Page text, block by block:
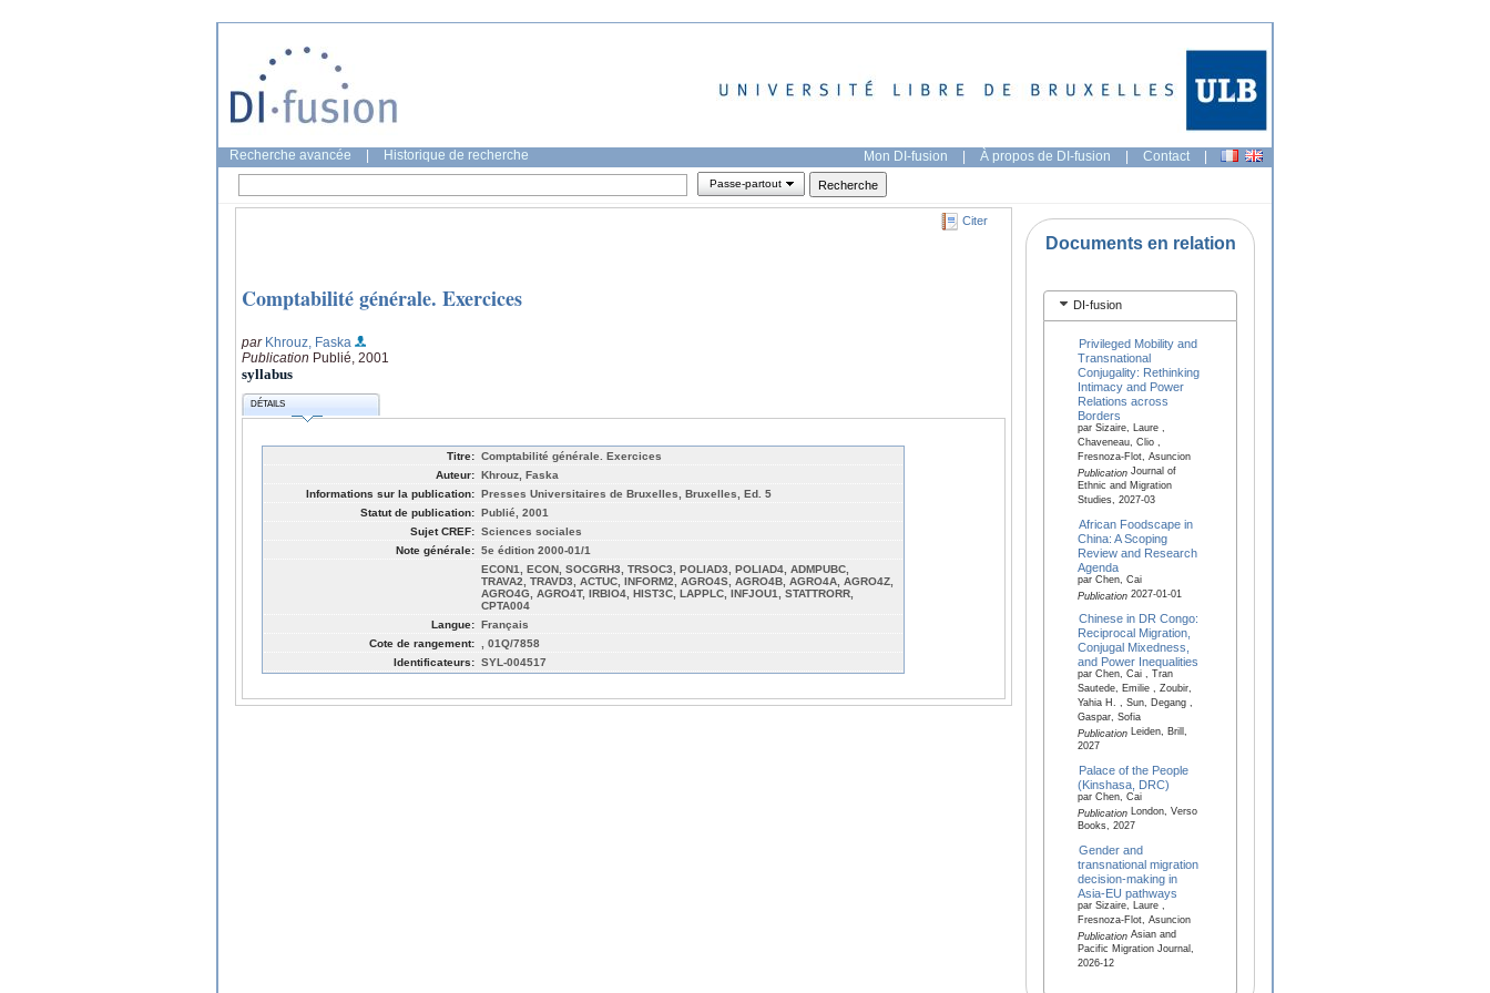
Recherche avancée Historique de recherche Mon DI-fusion | À propos de DI-fusion | Contact |
Passe-partout
Citer
Comptabilité générale. Exercices
par Khrouz, Faska
Publication Publié, 2001
syllabus
DÉTAILS
Titre: Comptabilité générale. Exercices
Auteur: Khrouz, Faska
Informations sur la publication: Presses Universitaires de Bruxelles, Bruxelles, Ed. 5
Statut de publication: Publié, 2001
Sujet CREF: Sciences sociales
Note générale: 5e édition 2000-01/1
ECON1, ECON, SOCGRH3, TRSOC3, POLIAD3, POLIAD4, ADMPUBC,
TRAVA2, TRAVD3, ACTUC, INFORM2, AGRO4S, AGRO4B, AGRO4A, AGRO4Z,
AGRO4G, AGRO4T, IRBIO4, HIST3C, LAPPLC, INFJOU1, STATTRORR,
CPTA004
Langue: Français
Cote de rangement:
, 01Q/7858
Identificateurs: SYL-004517
Documents en relation
DI-fusion
Privileged Mobility and
Transnational
Conjugality: Rethinking
Intimacy and Power
Relations across
Borders
par Sizaire, Laure ,
Chaveneau, Clio ,
Fresnoza-Flot, Asuncion
PublicationJournal of
Ethnic and Migration
Studies, 2027-03
African Foodscape in
China: A Scoping
Review and Research
Agenda
par Chen, Cai
Publication2027-01-01
Chinese in DR Congo:
Reciprocal Migration,
Conjugal Mixedness,
and Power Inequalities
par Chen, Cai , Tran
Sautede, Emilie , Zoubir,
Yahia H. , Sun, Degang ,
Gaspar, Sofia
PublicationLeiden, Brill,
2027
Palace of the People
(Kinshasa, DRC)
par Chen, Cai
PublicationLondon, Verso
Books, 2027
Gender and
transnational migration
decision-making in
Asia-EU pathways
par Sizaire, Laure ,
Fresnoza-Flot, Asuncion
PublicationAsian and
Pacific Migration Journal,
2026-12